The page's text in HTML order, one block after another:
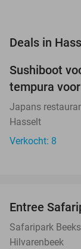
Deals in
TODAY
Sushiboot
tempura
Japans
Hasselt
Verkocht: 8
TODAY
Entree
Safaripark
Hilvarenbeek